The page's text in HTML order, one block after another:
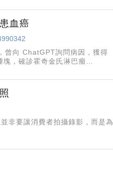
血癌
曾向 ChatGPT詢問病因，獲得
塊，確診霍奇金氏淋巴瘤
非要讓消費者拍攝錄影，而是為